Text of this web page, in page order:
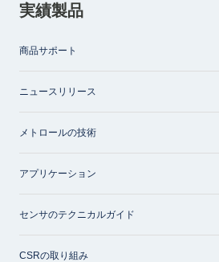
実績製品
商品サポート
ニュースリリース
メトロールの技術
アプリケーション
センサのテクニカルガイド
CSRの取り組み